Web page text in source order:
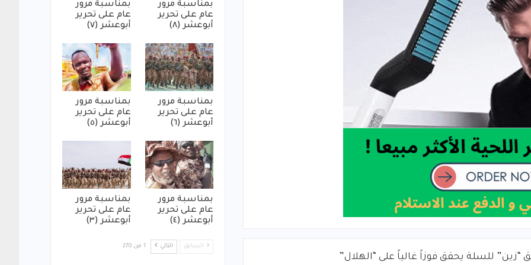
“زين” للسلة يحقق فوزاً غالياً على “الهلال”
بمناسبة مرور
عام على تحرير
أبوعشر (٨)
بمناسبة مرور
عام على تحرير
أبوعشر (٧)
بمناسبة مرور
عام على تحرير
أبوعشر (٦)
بمناسبة مرور
عام على تحرير
أبوعشر (٥)
بمناسبة مرور
عام على تحرير
أبوعشر (٤)
بمناسبة مرور
عام على تحرير
أبوعشر (٣)
السابق التالي 1 من 270